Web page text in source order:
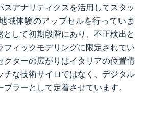
スアナリティクスを活用してスタッ
域体験のアップセルを行っていま
として初期段階にあり、不正検出と
フィックモデリングに限定されてい
クターの広がりはイタリアの位置情
チな技術サイロではなく、デジタル
ラーとして定着させています。